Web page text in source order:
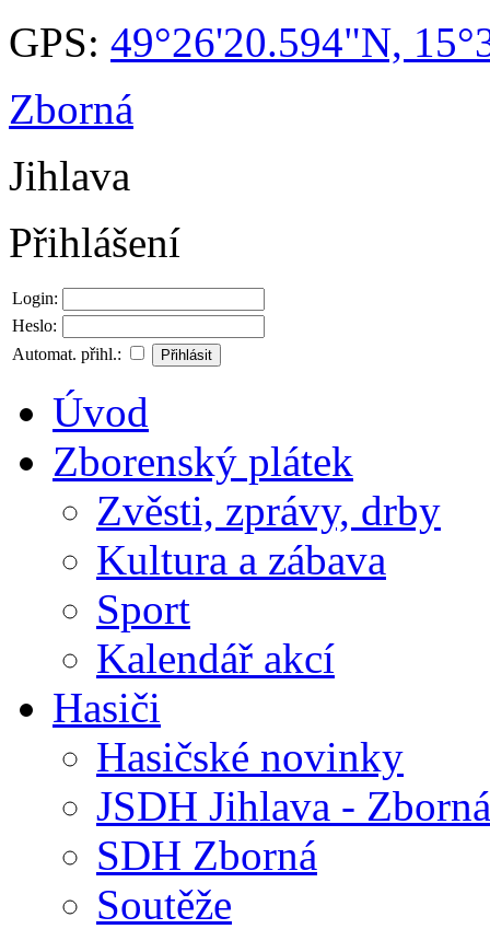
GPS: 49°26'20.594"N,
Zborná
Jihlava
Přihlášení
Login:
Heslo:
Automat. přihl.:
Úvod
Zborenský plátek
Zvěsti, zprávy, drby
Kultura a zábava
Sport
Kalendář akcí
Hasiči
Hasičské novinky
JSDH Jihlava - Zborná
SDH Zborná
Soutěže